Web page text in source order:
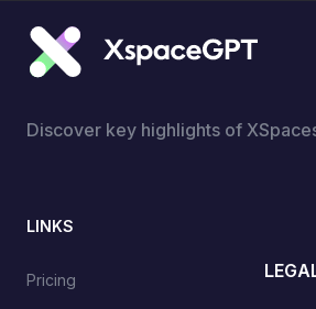
Discover key highlights of
LINKS
Pricing